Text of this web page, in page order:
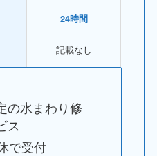
24時間
記載なし
の水まわり修
ス
で受付